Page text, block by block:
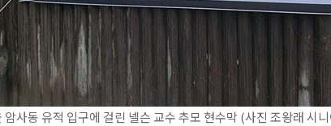
사동 유적 입구에 걸린 넬슨 교수 추모 현수막 (사진 조왕래 시